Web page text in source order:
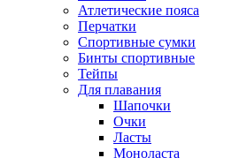
Атлетические пояса
Перчатки
Спортивные сумки
Бинты спортивные
Тейпы
Для плавания
Шапочки
Очки
Ласты
Моноласта